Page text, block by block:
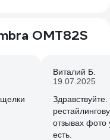
на
короче он в
выручил
три,спустя
был куплен в
тестю,далее
по моей
OMT82S
Виталий Б.
19.07.2025
отзывах фото
есть.